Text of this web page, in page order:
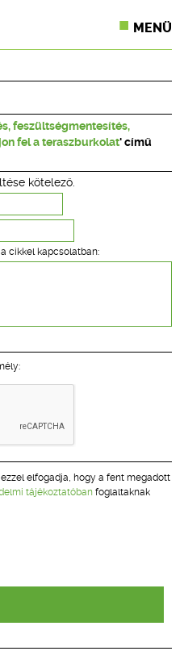
MENÜ
SEGÉDLETEK
feszültségmentesítés,
fel a teraszburkolat' című
kötelező.
cikkel kapcsolatban:
elfogadja, hogy a fent megadott
tájékoztatóban foglaltaknak